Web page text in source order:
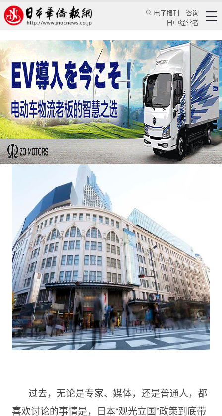
电子报刊
咨询
日中经营者
中国人驻足避疫导致日本“四下跌”
蒋丰 评论 日本纵横
日本新华侨报 2020/3/11 14:37:25
过去，无论是专家、媒体，还是普通人，都
喜欢讨论的事情是，日本“观光立国”政策到底带